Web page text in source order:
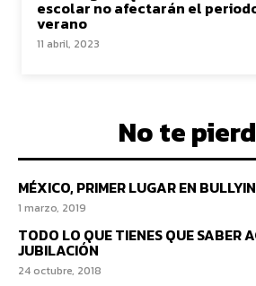
escolar no afectarán el
verano
11 abril, 2023
No te
MÉXICO, PRIMER LUGAR EN
1 marzo, 2019
TODO LO QUE TIENES QUE SABER
JUBILACIÓN
24 octubre, 2018